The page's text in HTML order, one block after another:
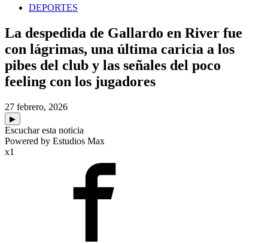
DEPORTES
La despedida de Gallardo en River fue
con lágrimas, una última caricia a los
pibes del club y las señales del poco
feeling con los jugadores
27 febrero, 2026
▶
Escuchar esta noticia
Powered by Estudios Max
x1